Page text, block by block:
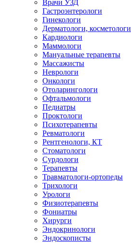
Врачи УЗД
Гастроэнтерологи
Гинекологи
Дерматологи, косметологи
Кардиологи
Маммологи
Мануальные терапевты
Массажисты
Неврологи
Онкологи
Отоларингологи
Офтальмологи
Педиатры
Проктологи
Психотерапевты
Ревматологи
Рентгенологи, КТ
Стоматологи
Сурдологи
Терапевты
Травматологи-ортопеды
Трихологи
Урологи
Физиотерапевты
Фониатры
Хирурги
Эндокринологи
Эндоскописты